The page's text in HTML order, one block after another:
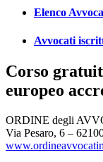
Elenco
Avvocati
Corso
europeo
ORDINE degli
Via Pesaro, 6 –